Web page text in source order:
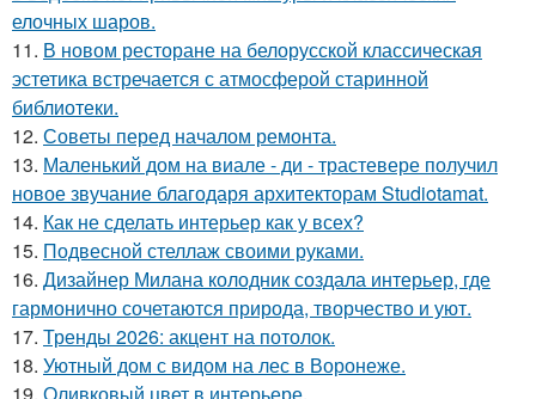
елочных шаров.
11. В новом ресторане на белорусской классическая
эстетика встречается с атмосферой старинной
библиотеки.
12. Советы перед началом ремонта.
13. Маленький дом на виале - ди - трастевере получил
новое звучание благодаря архитекторам Studiotamat.
14. Как не сделать интерьер как у всех?
15. Подвесной стеллаж своими руками.
16. Дизайнер Милана колодник создала интерьер, где
гармонично сочетаются природа, творчество и уют.
17. Тренды 2026: акцент на потолок.
18. Уютный дом с видом на лес в Воронеже.
19. Оливковый цвет в интерьере.